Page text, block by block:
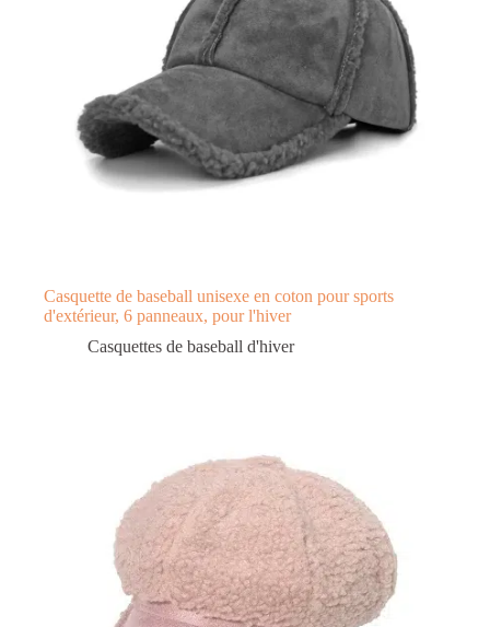
Casquette de baseball unisexe en coton pour sports
d'extérieur, 6 panneaux, pour l'hiver
Casquettes de baseball d'hiver